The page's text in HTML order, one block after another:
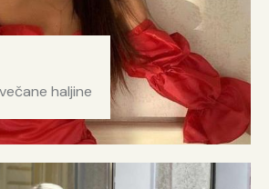
haljine